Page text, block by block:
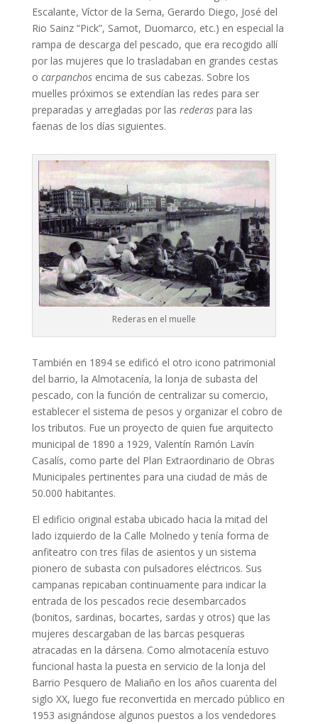
Escalante, Víctor de la Serna, Gerardo Diego, José del
Rio Sainz “Pick”, Samot, Duomarco, etc.) en especial la
rampa de descarga del pescado, que era recogido allí
por las mujeres que lo trasladaban en grandes cestas
o carpanchosencima de sus cabezas. Sobre los
muelles próximos se extendían las redes para ser
preparadas y arregladas por las rederaspara las
faenas de los días siguientes.
Rederas en el muelle
También en 1894 se edificó el otro icono patrimonial
del barrio, la Almotacenía, la lonja de subasta del
pescado, con la función de centralizar su comercio,
establecer el sistema de pesos y organizar el cobro de
los tributos. Fue un proyecto de quien fue arquitecto
municipal de 1890 a 1929, Valentín Ramón Lavín
Casalís, como parte del Plan Extraordinario de Obras
Municipales pertinentes para una ciudad de más de
50.000 habitantes.
El edificio original estaba ubicado hacia la mitad del
lado izquierdo de la Calle Molnedo y tenía forma de
anfiteatro con tres filas de asientos y un sistema
pionero de subasta con pulsadores eléctricos. Sus
campanas repicaban continuamente para indicar la
entrada de los pescados recie desembarcados
(bonitos, sardinas, bocartes, sardas y otros) que las
mujeres descargaban de las barcas pesqueras
atracadas en la dársena. Como almotacenía estuvo
funcional hasta la puesta en servicio de la lonja del
Barrio Pesquero de Maliaño en los años cuarenta del
siglo XX, luego fue reconvertida en mercado público en
1953 asignándose algunos puestos a los vendedores